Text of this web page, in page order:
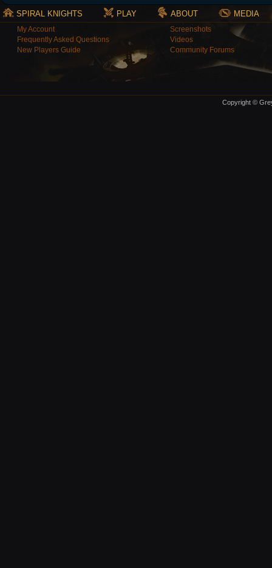
SPIRAL KNIGHTS PLAY ABOUT MEDIA
My Account
Frequently Asked Questions
New Players Guide
Screenshots
Videos
Community Forums
Copyright ©